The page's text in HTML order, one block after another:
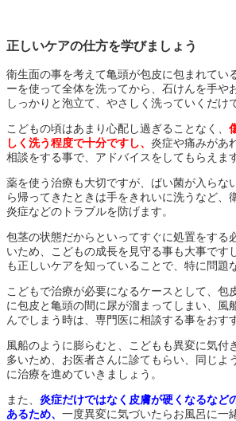
正しいケアの仕方を学びましょう
衛生面の事を考えて亀頭が包皮に包まれてい
ーを使って全体を洗ってから、石けんを手や
しっかりと泡立て、やさしく洗っていくだけ
こどもの頃はあまり心配し過ぎることなく、
しく洗う程度で十分ですし、 炎症や痛みがあ
相談をする事で、アドバイスをしてもらえます
薬を使う治療も大切ですが、ばい菌が入らな
ら帰ってきたときは手をきれいに洗うなど、
炎症などのトラブルを防げます。
包茎の状態だからといってすぐに処置をする
いため、こどもの成長を見守る事も大事です
も正しいケアを知っていることで、特に問題
こどもで治療が必要になるケースとして、包
に包皮と亀頭の間に尿が溜まってしまい、風
んでしまう時は、専門医に相談する事をおす
風船のように膨らむと、こどもも異変に気付
多いため、お医者さんに診てもらい、同じよ
に治療を進めていきましょう。
また、 炎症だけではなく皮膚が硬くなるなど
あるため、 一度異変に気づいたらお風呂に一